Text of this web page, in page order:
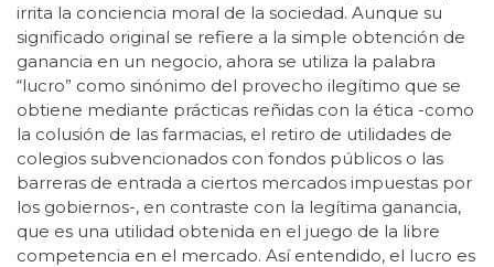
irrita la conciencia moral de la sociedad. Aunque su
significado original se refiere a la simple obtención de
ganancia en un negocio, ahora se utiliza la palabra
“lucro” como sinónimo del provecho ilegítimo que se
obtiene mediante prácticas reñidas con la ética -como
la colusión de las farmacias, el retiro de utilidades de
colegios subvencionados con fondos públicos o las
barreras de entrada a ciertos mercados impuestas por
los gobiernos-, en contraste con la legítima ganancia,
que es una utilidad obtenida en el juego de la libre
competencia en el mercado. Así entendido, el lucro es